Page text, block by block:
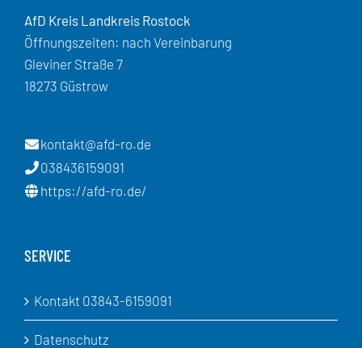
AfD Kreis Landkreis Rostock
Öffnungszeiten: nach Vereinbarung
Gleviner Straße 7
18273 Güstrow
kontakt@afd-ro.de
038436159091
https://afd-ro.de/
SERVICE
Kontakt 03843-6159091
Datenschutz